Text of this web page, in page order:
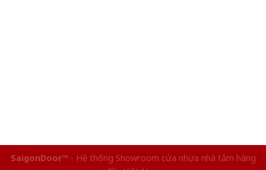
SaigonDoor™ - Hệ thống Showroom cửa nhựa nhà tắm hàng